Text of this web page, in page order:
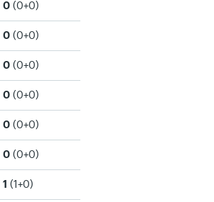
0 (0+0)
0 (0+0)
0 (0+0)
0 (0+0)
0 (0+0)
0 (0+0)
1 (1+0)